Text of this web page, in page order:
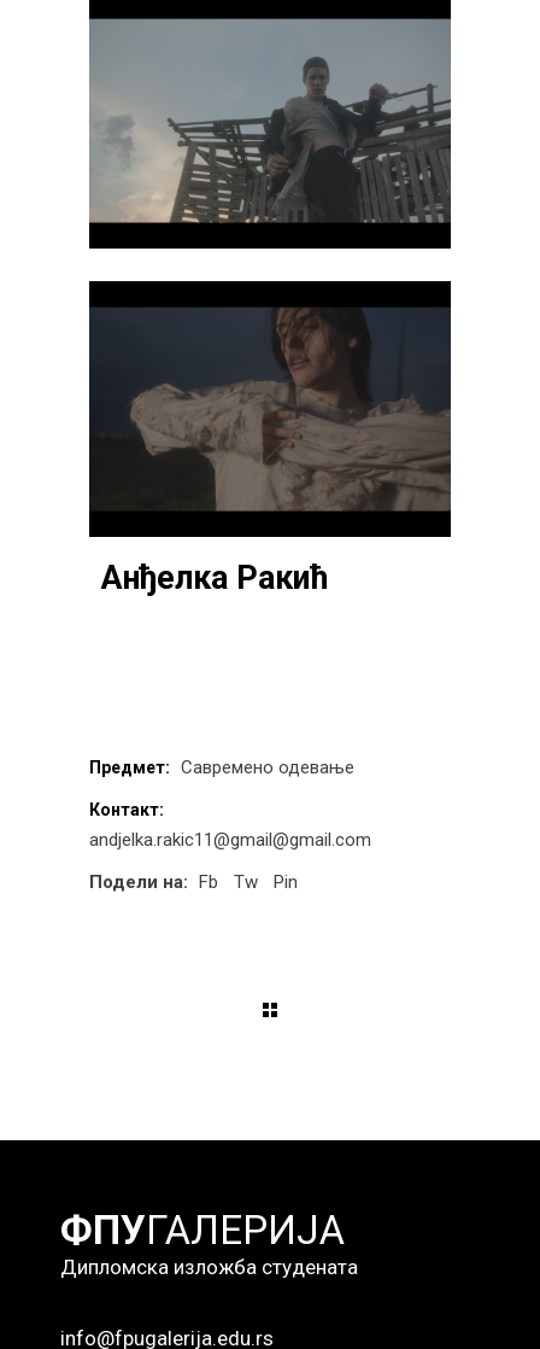
Анђелка Ракић
Предмет: Савремено одевање
Контакт:
andjelka.rakic11@gmail@gmail.com
Подели на: Fb Tw Pin
ФПУГАЛЕРИЈА
Дипломска изложба студената
info@fpugalerija.edu.rs